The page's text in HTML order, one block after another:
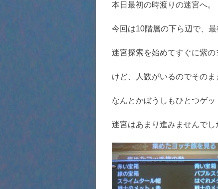
本日最初の時渡りの迷宮へ。
今回は10階層の下ら辺で、
迷宮探索を始めてすぐに紫の
けど、人数がいるのでそのま
なんとかぼうしもひとつゲッ
迷宮はあまり進みませんでし